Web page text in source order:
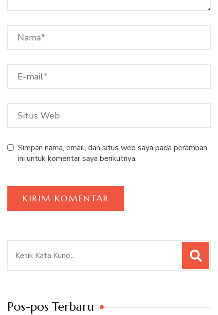
Simpan nama, email, dan situs web saya pada peramban
ini untuk komentar saya berikutnya.
Pos-pos Terbaru